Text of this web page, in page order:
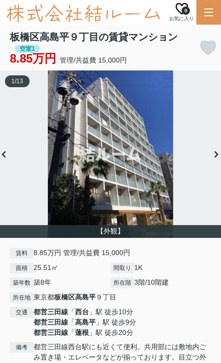
お気に入り
0
板橋区高島平９丁目の賃貸マンション
空室1
8.85万円 管理/共益費 15,000円
【外観】
1/13
賃料 8.85万円 管理/共益費 15,000円
面積 25.51㎡ 間取り 1K
築年数 築8年 所在階 3階/10階建
所在地 東京都板橋区高島平９丁目
交通 都営三田線 「西台 」駅 徒歩10分
都営三田線 「高島平 」駅 徒歩9分
都営三田線 「蓮根 」駅 徒歩20分
備考
都営三田線西台駅にも近くて便利。共用部には敷地内ご
み置き場・エレベータなどが揃っております。目立つ外